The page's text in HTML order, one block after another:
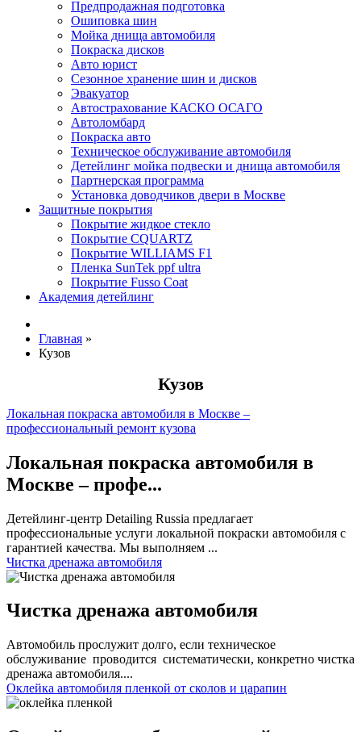
Предпродажная подготовка
Ошиповка шин
Мойка днища автомобиля
Покраска дисков
Авто юрист
Сезонное хранение шин и дисков
Эвакуатор
Автострахование КАСКО ОСАГО
Автоломбард
Покраска авто
Техническое обслуживание автомобиля
Детейлинг мойка подвески и днища автомобиля
Партнерская программа
Установка доводчиков двери в Москве
Защитные покрытия
Покрытие жидкое стекло
Покрытие CQUARTZ
Покрытие WILLIAMS F1
Пленка SunTek ppf ultra
Покрытие Fusso Coat
Академия детейлинг
Главная »
Кузов
Кузов
Локальная покраска автомобиля в Москве –
профессиональный ремонт кузова
Локальная покраска автомобиля в
Москве – профе...
Детейлинг-центр Detailing Russia предлагает
профессиональные услуги локальной покраски автомобиля с
гарантией качества. Мы выполняем ...
Чистка дренажа автомобиля
Чистка дренажа автомобиля
Автомобиль прослужит долго, если техническое
обслуживание проводится систематически, конкретно чистка
дренажа автомобиля....
Оклейка автомобиля пленкой от сколов и царапин